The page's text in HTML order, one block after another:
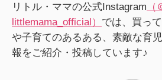
リトル・ママの公式Instagram （
littlemama_official） では、買っ
や子育てのあるある、素敵な育
報をご紹介・投稿しています♪